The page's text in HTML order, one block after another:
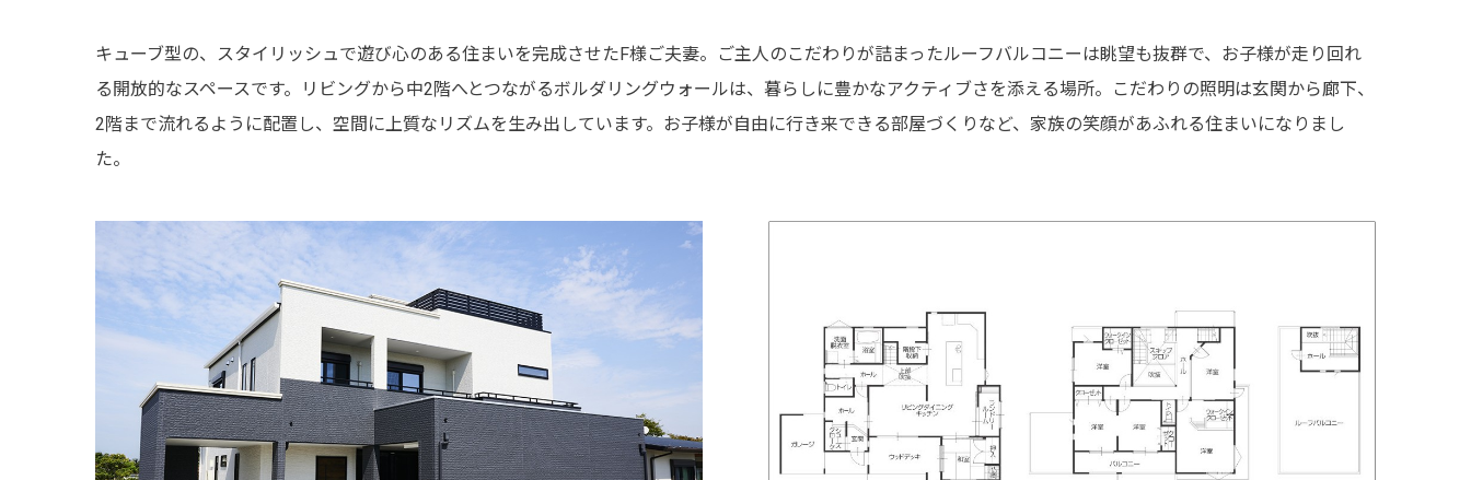
キューブ型の、スタイリッシュで遊び心のある住まいを完成させたF様ご夫妻。ご主人のこだわりが詰まったルーフバルコニーは眺望も抜群で、お子様が走り回れ
る開放的なスペースです。リビングから中2階へとつながるボルダリングウォールは、暮らしに豊かなアクティブさを添える場所。こだわりの照明は玄関から廊下、
2階まで流れるように配置し、空間に上質なリズムを生み出しています。お子様が自由に行き来できる部屋づくりなど、家族の笑顔があふれる住まいになりまし
た。